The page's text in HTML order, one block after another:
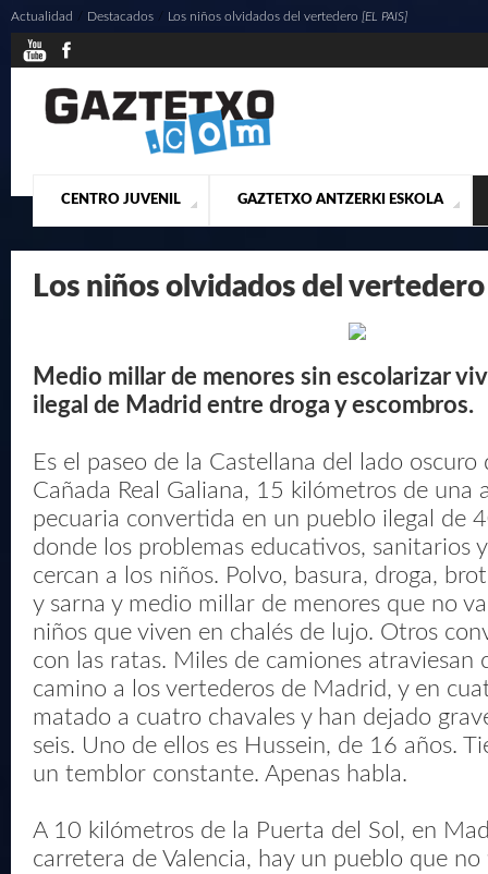
CENTRO JUVENIL
¿QUIENES SOMOS? ACTUALIDAD CONTACTO
GAZTETXO ANTZERKI ESKOLA
PRESENTACIÓN MUSICALES
Actualidad Destacados / Los niños olvidados del vertedero [EL PAIS]
Los niños olvidados del
Medio millar de menores sin escolarizar
ilegal de Madrid entre droga y escombros.
Es el paseo de la Castellana del lado oscuro
Cañada Real Galiana, 15 kilómetros de una
pecuaria convertida en un pueblo ilegal de
donde los problemas educativos, sanitarios
cercan a los niños. Polvo, basura, droga,
y sarna y medio millar de menores que no
niños que viven en chalés de lujo. Otros
con las ratas. Miles de camiones atraviesan
camino a los vertederos de Madrid, y en
matado a cuatro chavales y han dejado
seis. Uno de ellos es Hussein, de 16 años.
un temblor constante. Apenas habla.
A 10 kilómetros de la Puerta del Sol, en
carretera de Valencia, hay un pueblo que